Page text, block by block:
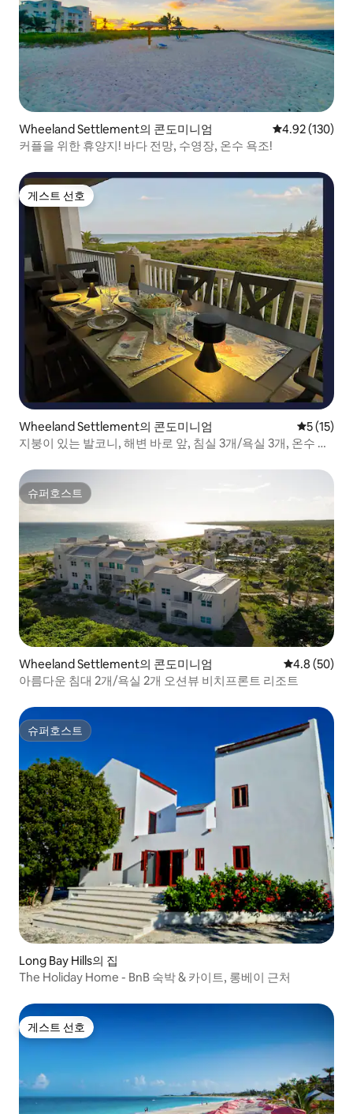
Wheeland Settlement의 콘도미니엄 평점 4.92점(5
4.92 (130)
커플을 위한 휴양지! 바다 전망, 수영장, 온수 욕조!
게스트 선호
게스트 선호
Wheeland Settlement의 콘도미니엄 평점 5점
5 (15)
지붕이 있는 발코니, 해변 바로 앞, 침실 3개/욕실 3개, 온수 욕
슈퍼호스트
슈퍼호스트
Wheeland Settlement의 콘도미니엄 평점 4.8점(5
4.8 (50)
아름다운 침대 2개/욕실 2개 오션뷰 비치프론트 리조트
슈퍼호스트
슈퍼호스트
Long Bay Hills의 집
The Holiday Home - BnB 숙박 & 카이트, 롱베이 근처
게스트 선호
게스트 선호